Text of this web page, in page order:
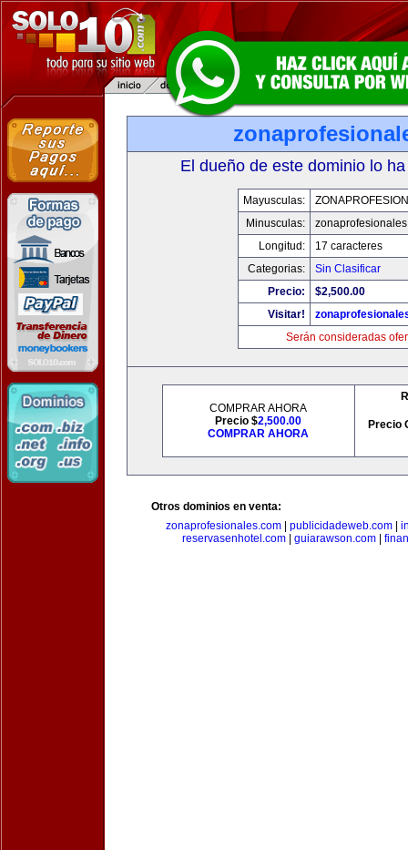
El dueño de este dominio lo
Mayusculas:
Minusculas:
Longitud:
17 caracteres
Categorias:
Sin Clasificar
Precio:
$2,500.00
Visitar!
Serán consideradas
COMPRAR AHORA
Precio $2,500.00
COMPRAR AHORA
Precio
Otros dominios en venta:
zonaprofesionales.com| publicidadeweb.com|
reservasenhotel.com
guiarawson.com